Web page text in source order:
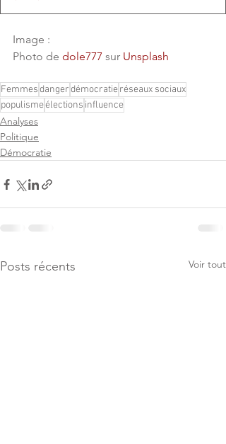
Image :
Photo de dole777 sur Unsplash
Femmesdangerdémocratieréseaux sociaux
populismeélections influence
Analyses
Politique
Démocratie
Posts récents Voir tout